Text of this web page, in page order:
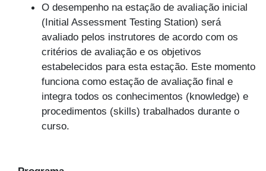
O desempenho na estação de avaliação inicial
(Initial Assessment Testing Station) será
avaliado pelos instrutores de acordo com os
critérios de avaliação e os objetivos
estabelecidos para esta estação. Este momento
funciona como estação de avaliação final e
integra todos os conhecimentos (knowledge) e
procedimentos (skills) trabalhados durante o
curso.